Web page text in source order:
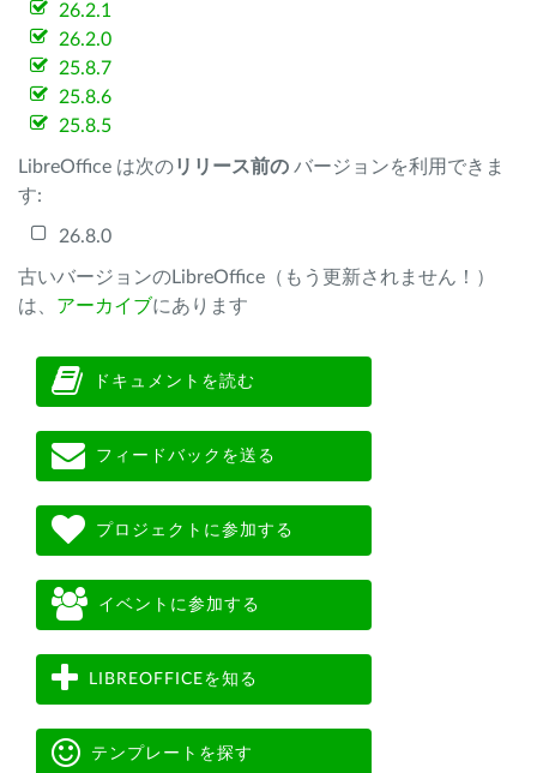
26.2.1
26.2.0
25.8.7
25.8.6
25.8.5
LibreOffice は次のリリース前の バージョンを利用できま
す:
26.8.0
古いバージョンのLibreOffice（もう更新されません！）
は、 アーカイブにあります
ドキュメントを読む
フィードバックを送る
プロジェクトに参加する
イベントに参加する
LIBREOFFICEを知る
テンプレートを探す